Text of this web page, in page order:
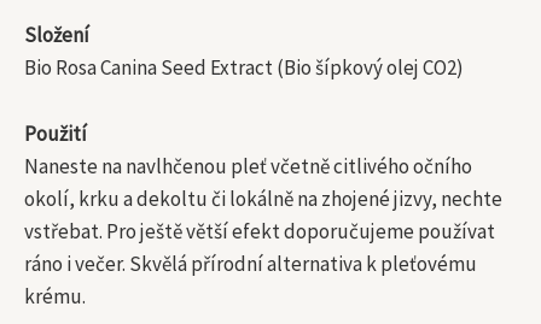
Složení
Bio Rosa Canina Seed Extract (Bio šípkový olej CO2)
Použití
Naneste na navlhčenou pleť včetně citlivého očního
okolí, krku a dekoltu či lokálně na zhojené jizvy, nechte
vstřebat. Pro ještě větší efekt doporučujeme používat
ráno i večer. Skvělá přírodní alternativa k pleťovému
krému.